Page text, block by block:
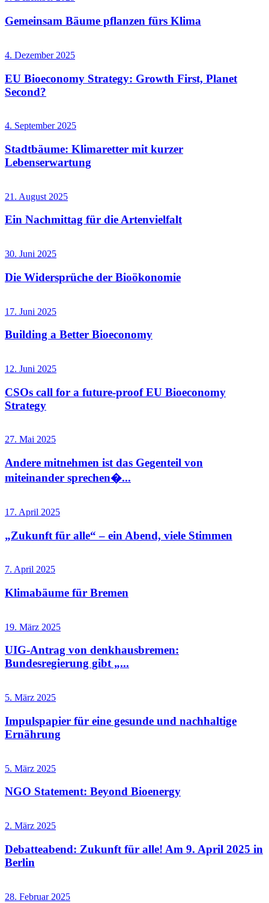
Gemeinsam Bäume pflanzen fürs Klima
4. Dezember 2025
EU Bioeconomy Strategy: Growth First, Planet
Second?
4. September 2025
Stadtbäume: Klimaretter mit kurzer
Lebenserwartung
21. August 2025
Ein Nachmittag für die Artenvielfalt
30. Juni 2025
Die Widersprüche der Bioökonomie
17. Juni 2025
Building a Better Bioeconomy
12. Juni 2025
CSOs call for a future-proof EU Bioeconomy
Strategy
27. Mai 2025
Andere mitnehmen ist das Gegenteil von
miteinander sprechen�...
17. April 2025
„Zukunft für alle“ – ein Abend, viele Stimmen
7. April 2025
Klimabäume für Bremen
19. März 2025
UIG-Antrag von denkhausbremen:
Bundesregierung gibt „...
5. März 2025
Impulspapier für eine gesunde und nachhaltige
Ernährung
5. März 2025
NGO Statement: Beyond Bioenergy
2. März 2025
Debatteabend: Zukunft für alle! Am 9. April 2025 in
Berlin
28. Februar 2025